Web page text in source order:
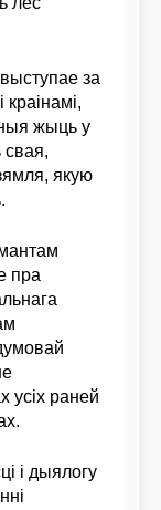
за
краінамі,
жыць у
свая,
якую
пра
усіх раней
і дыялогу